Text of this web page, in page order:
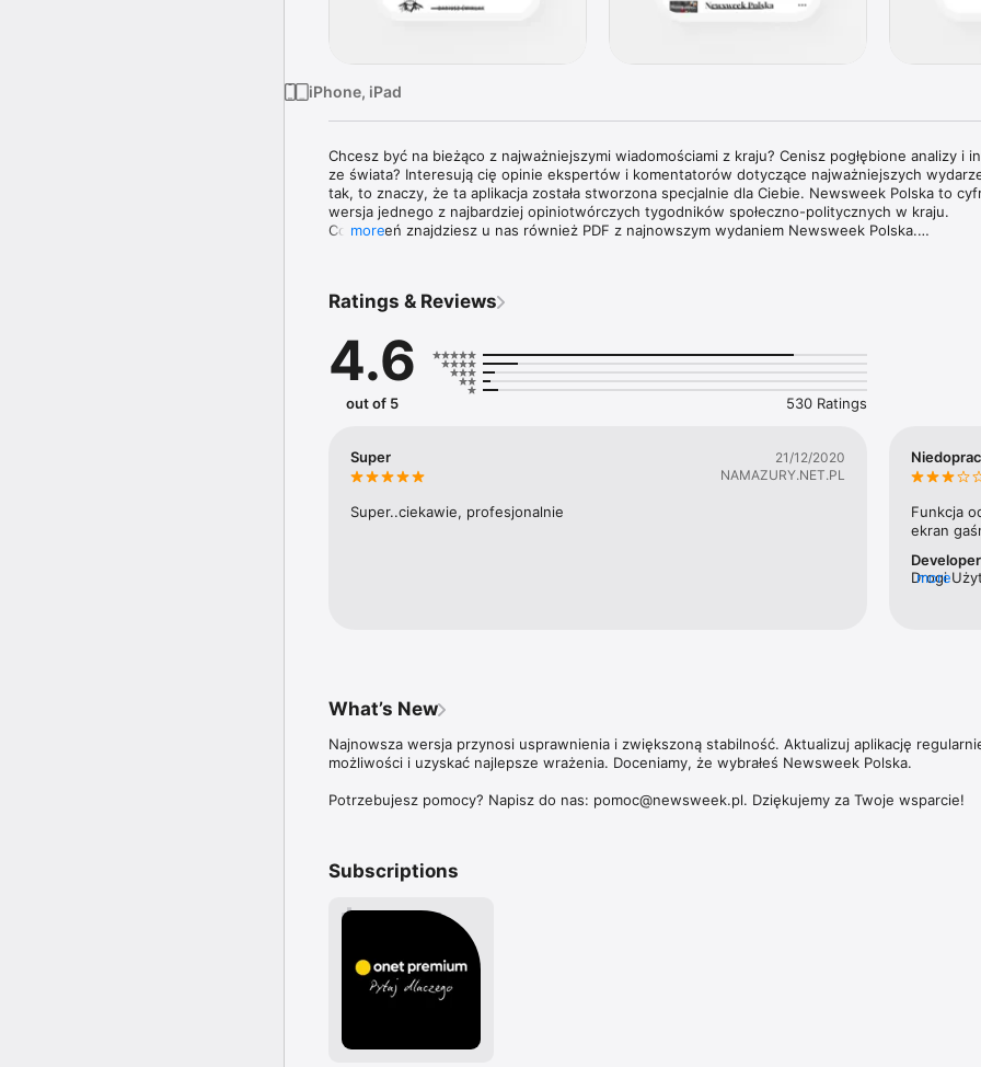
iPhone, iPad
Chcesz być na bieżąco z najważniejszymi wiadomościami z kraju? Cenisz pogłębione analizy i
ze świata? Interesują cię opinie ekspertów i komentatorów dotyczące najważniejszych
tak, to znaczy, że ta aplikacja została stworzona specjalnie dla Ciebie. Newsweek Polska to
wersja jednego z najbardziej opiniotwórczych tygodników społeczno-politycznych w kraju.
Co tydzień znajdziesz u nas również PDF z najnowszym wydaniem Newsweek Polska.
ekspertów w swoich dziedzinach. Tygodnik Newsweek Polska to także wywiady z autorytetami i
granicą.
Na łamach tygodnika publikują również cenieni publicyści, tacy jak Zbigniew Hołdys, Krzysztof
czy Marcin Meller.
ale także do wszystkich magazynów – np. „Newsweeka Historia”, Newsweek Psychologia”,
Zdrowie”,  oraz wszystkich wydań specjalnych.
Więcej szczegółów dotyczących subskrypcji, politykę prywatności oraz zasady użytkowania
more
Ratings & Reviews
4.6
out of 5 530 Ratings
Super
21/12/2020
NAMAZURY.NET.PL
Super..ciekawie, profesjonalnie
Funkcja
ekran
Drogi
more
What’s New
Najnowsza wersja przynosi usprawnienia i zwiększoną stabilność. Aktualizuj aplikację
możliwości i uzyskać najlepsze wrażenia. Doceniamy, że wybrałeś Newsweek Polska.
Potrzebujesz pomocy? Napisz do nas: pomoc@newsweek.pl. Dziękujemy za Twoje wsparcie!
Subscriptions